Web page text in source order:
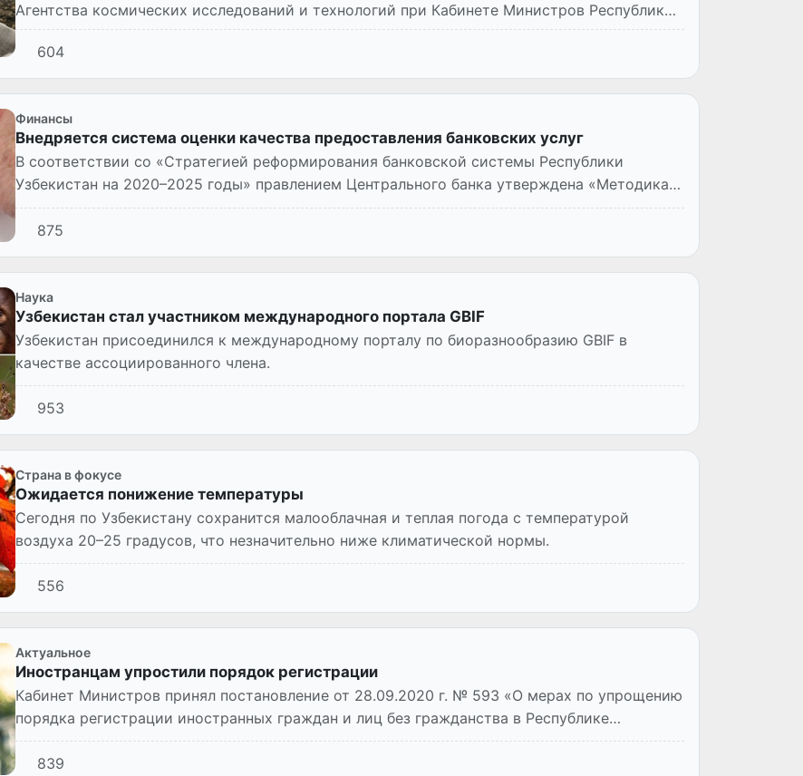
Агентства космических исследований и технологий при Кабинете Министров Республики
Узбекистан при уч...
604
Финансы
Внедряется система оценки качества предоставления банковских услуг
В соответствии со «Стратегией реформирования банковской системы Республики
Узбекистан на 2020–2025 годы» правлением Центрального банка утверждена «Методика
оценки качества предоста...
875
Наука
Узбекистан стал участником международного портала GBIF
Узбекистан присоединился к международному порталу по биоразнообразию GBIF в
качестве ассоциированного члена.
953
Страна в фокусе
Ожидается понижение температуры
Сегодня по Узбекистану сохранится малооблачная и теплая погода с температурой
воздуха 20–25 градусов, что незначительно ниже климатической нормы.
556
Актуальное
Иностранцам упростили порядок регистрации
Кабинет Министров принял постановление от 28.09.2020 г. № 593 «О мерах по упрощению
порядка регистрации иностранных граждан и лиц без гражданства в Республике
Узбекистан».
839